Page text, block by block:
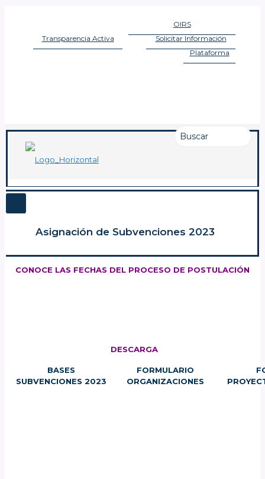
OIRS
Solicitar Información
Transparencia Activa
Plataforma
Asignación de Subvenciones 2023
CONOCE LAS FECHAS DEL PROCESO DE POSTULACIÓN
DESCARGA
BASES
SUBVENCIONES 2023
FORMULARIO
ORGANIZACIONES